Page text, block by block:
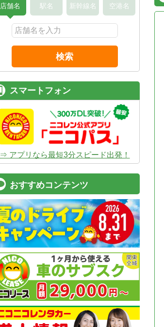
店舗名 駅名 新幹線名 空港名
検索
スマートフォン
⇒ アプリなら最短3分スピード出発！
おすすめコンテンツ